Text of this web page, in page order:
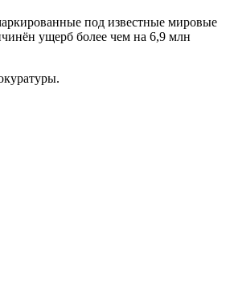
под известные мировые
ущерб более чем на 6,9 млн